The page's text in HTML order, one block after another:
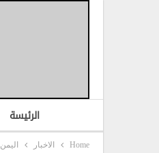
الرئيسة
Home الاخبار اليمن